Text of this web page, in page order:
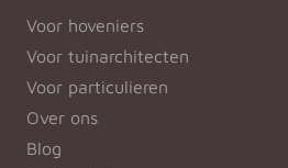
Voor hoveniers
Voor tuinarchitecten
Voor particulieren
Over ons
Blog